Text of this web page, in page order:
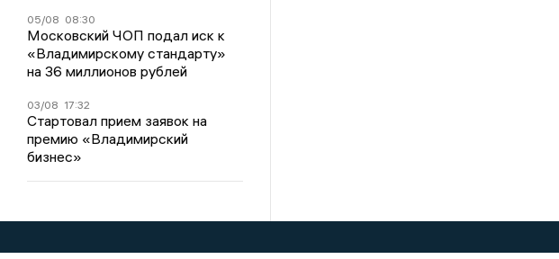
05/08 08:30
Московский ЧОП подал иск к
«Владимирскому стандарту»
на 36 миллионов рублей
03/08 17:32
Стартовал прием заявок на
премию «Владимирский
бизнес»